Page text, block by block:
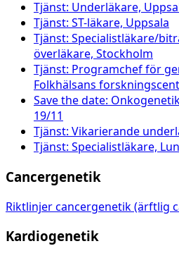
Tjänst: Underläkare,
Tjänst: ST-läkare, Uppsala
Tjänst: Specialistläkare/
överläkare, Stockholm
Tjänst: Programchef för
Folkhälsans
Save the date:
19/11
Tjänst: Vikarierande
Tjänst: Specialistläkare,
Cancergenetik
Riktlinjer cancergenetik (ärftlig
Kardiogenetik